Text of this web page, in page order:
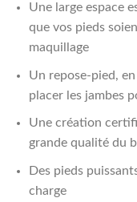
Une large espace
que vos pieds
maquillage
Un repose-pied,
placer les jambes
Une création
grande qualité du
Des pieds
charge